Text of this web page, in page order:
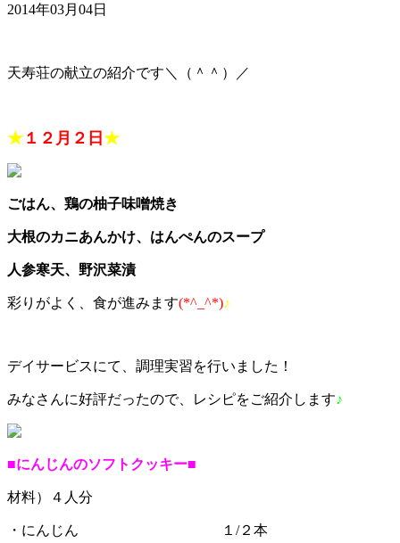
2014年03月04日
天寿荘の献立の紹介です＼（＾＾）／
★ １２月２日 ★
ごはん、鶏の柚子味噌焼き
大根のカニあんかけ、はんぺんのスープ
人参寒天、野沢菜漬
彩りがよく、食が進みます(*^_^*)♪
デイサービスにて、調理実習を行いました！
みなさんに好評だったので、レシピをご紹介します♪
■にんじんのソフトクッキー■
材料）４人分
・にんじん １/２本